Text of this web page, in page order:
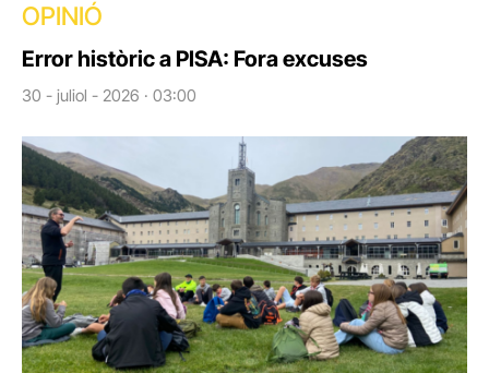
OPINIÓ
Error històric a PISA: Fora excuses
30 - juliol - 2026 · 03:00